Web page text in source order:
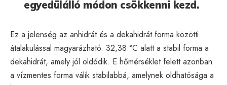
egyedülálló módon csökkenni kezd.
Ez a jelenség az anhidrát és a dekahidrát forma közötti
átalakulással magyarázható. 32,38 °C alatt a stabil forma a
dekahidrát, amely jól oldódik. E hőmérséklet felett azonban
a vízmentes forma válik stabilabbá, amelynek oldhatósága a